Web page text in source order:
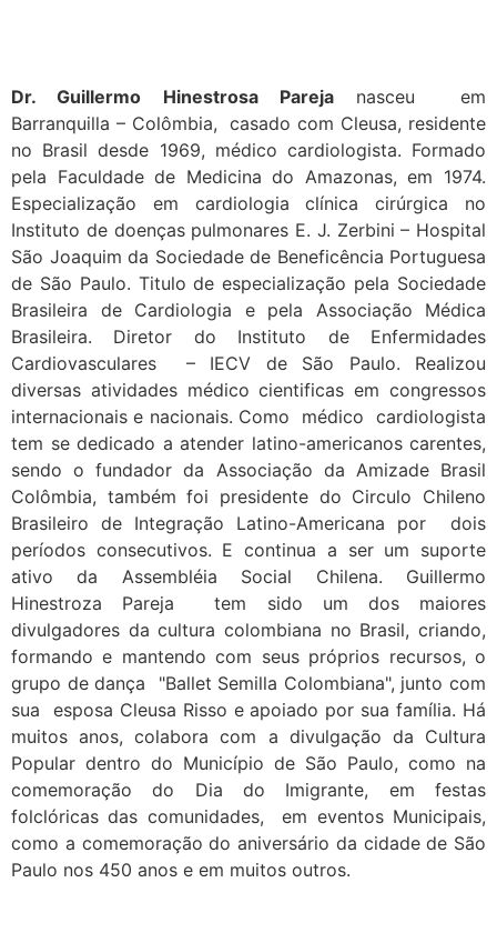
Dr. Guillermo Hinestrosa Pareja nasceu em
Barranquilla – Colômbia, casado com Cleusa, residente
no Brasil desde 1969, médico cardiologista. Formado
pela Faculdade de Medicina do Amazonas, em 1974.
Especialização em cardiologia clínica cirúrgica no
Instituto de doenças pulmonares E. J. Zerbini – Hospital
São Joaquim da Sociedade de Beneficência Portuguesa
de São Paulo. Titulo de especialização pela Sociedade
Brasileira de Cardiologia e pela Associação Médica
Brasileira. Diretor do Instituto de Enfermidades
Cardiovasculares – IECV de São Paulo. Realizou
diversas atividades médico cientificas em congressos
internacionais e nacionais. Como médico cardiologista
tem se dedicado a atender latino-americanos carentes,
sendo o fundador da Associação da Amizade Brasil
Colômbia, também foi presidente do Circulo Chileno
Brasileiro de Integração Latino-Americana por dois
períodos consecutivos. E continua a ser um suporte
ativo da Assembléia Social Chilena. Guillermo
Hinestroza Pareja tem sido um dos maiores
divulgadores da cultura colombiana no Brasil, criando,
formando e mantendo com seus próprios recursos, o
grupo de dança "Ballet Semilla Colombiana", junto com
sua esposa Cleusa Risso e apoiado por sua família. Há
muitos anos, colabora com a divulgação da Cultura
Popular dentro do Município de São Paulo, como na
comemoração do Dia do Imigrante, em festas
folclóricas das comunidades, em eventos Municipais,
como a comemoração do aniversário da cidade de São
Paulo nos 450 anos e em muitos outros.